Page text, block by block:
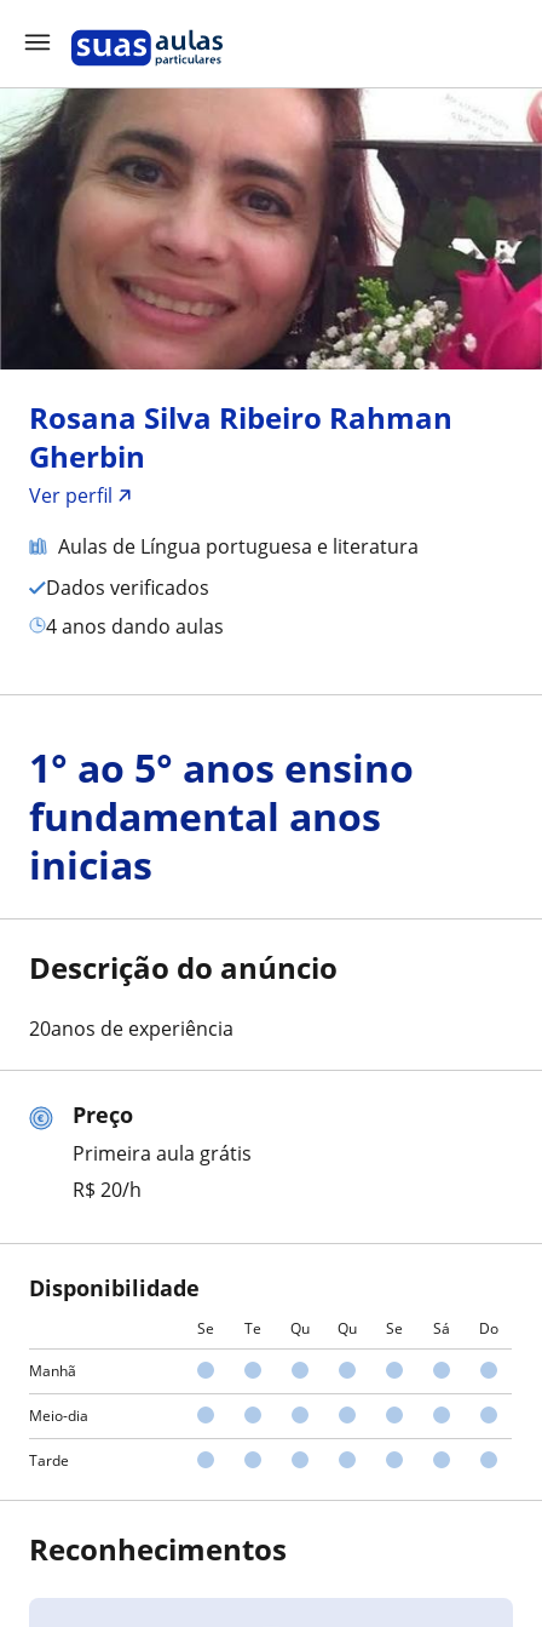
Rosana Silva Ribeiro Rahman
Gherbin
Ver perfil
Aulas de Língua portuguesa e literatura
Dados verificados
4 anos dando aulas
Preço
Primeira aula grátis
R$ 20/h
Disponibilidade
Se Te Qu Qu Se Sá Do
Manhã
Meio-dia
Tarde
1° ao 5° anos ensino
fundamental anos
inicias
Descrição do anúncio
20anos de experiência
Reconhecimentos